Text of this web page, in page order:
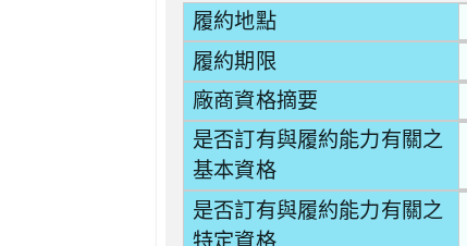
履約地點
履約期限
廠商資格摘要
是否訂有與履約能力有關之
基本資格
是否訂有與履約能力有關之
特定資格